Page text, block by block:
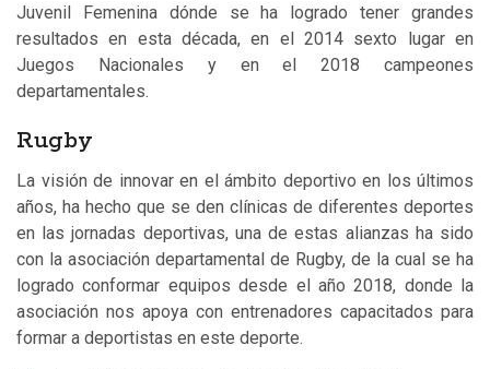
Juvenil Femenina dónde se ha logrado tener grandes
resultados en esta década, en el 2014 sexto lugar en
Juegos Nacionales y en el 2018 campeones
departamentales.
Rugby
La visión de innovar en el ámbito deportivo en los últimos
años, ha hecho que se den clínicas de diferentes deportes
en las jornadas deportivas, una de estas alianzas ha sido
con la asociación departamental de Rugby, de la cual se ha
logrado conformar equipos desde el año 2018, donde la
asociación nos apoya con entrenadores capacitados para
formar a deportistas en este deporte.